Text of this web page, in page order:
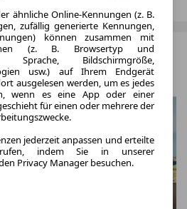
ähnliche Online-Kennungen (z. B.
zufällig generierte Kennungen,
können zusammen mit
(z. B. Browsertyp und
Sprache, Bildschirmgröße,
usw.) auf Ihrem Endgerät
ausgelesen werden, um es jedes
wenn es eine App oder einer
für einen oder mehrere der
jederzeit anpassen und erteilte
indem Sie in unserer
Privacy Manager besuchen.